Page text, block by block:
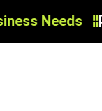
Needs